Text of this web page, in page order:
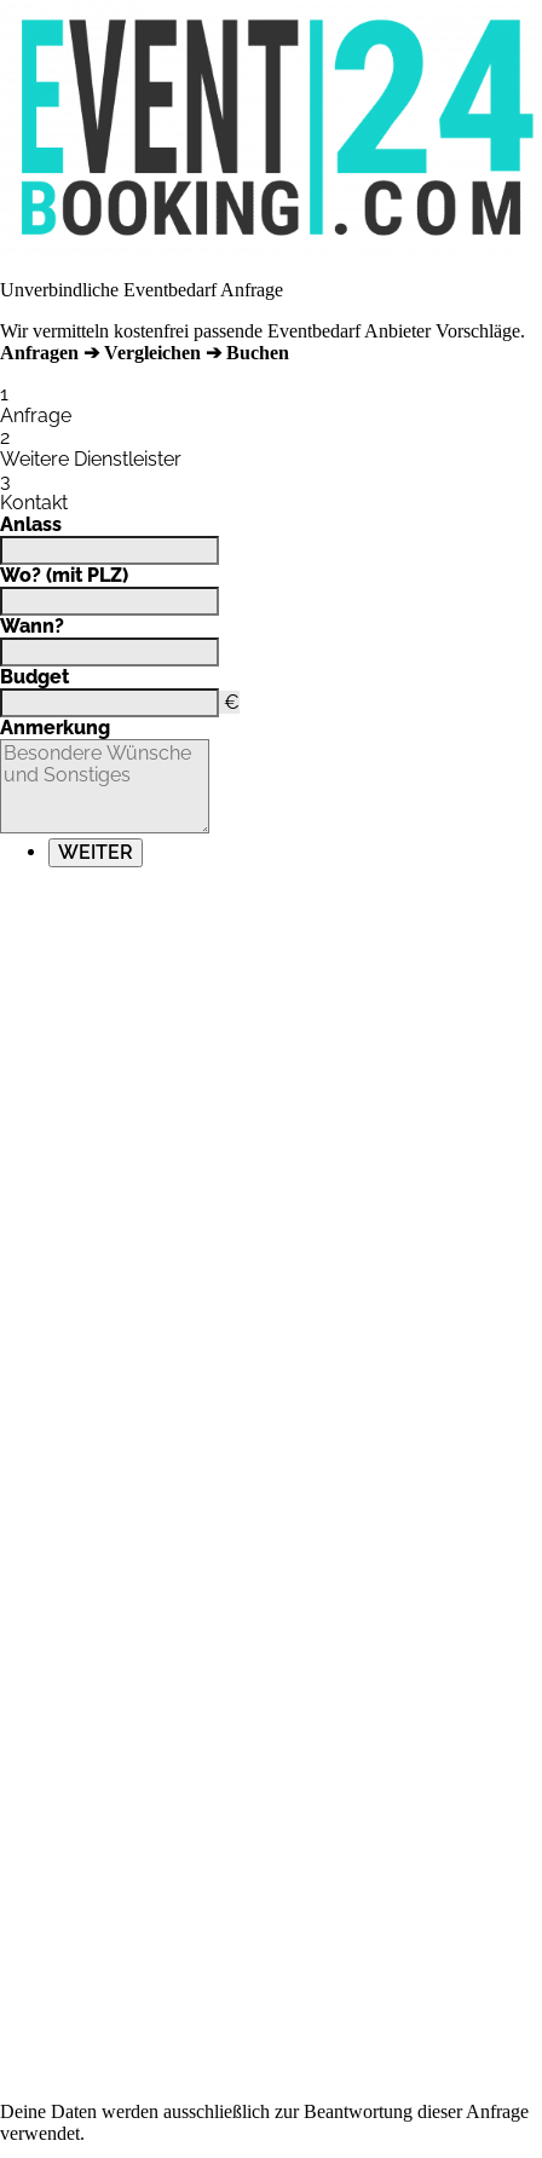
Unverbindliche Eventbedarf Anfrage
Wir vermitteln kostenfrei passende Eventbedarf Anbieter Vorschläge.
Anfragen ➔ Vergleichen ➔ Buchen
Deine Daten werden ausschließlich zur Beantwortung dieser Anfrage
verwendet.